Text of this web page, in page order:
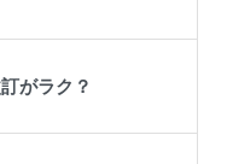
がラク？